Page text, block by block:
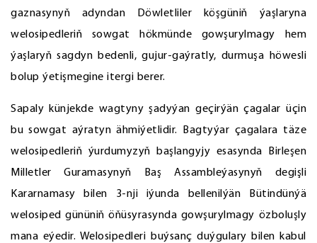
gaznasynyň adyndan Döwletliler köşgüniň ýaşlaryna
welosipedleriň sowgat hökmünde gowşurylmagy hem
ýaşlaryň sagdyn bedenli, gujur-gaýratly, durmuşa höwesli
bolup ýetişmegine itergi berer.
Sapaly künjekde wagtyny şadyýan geçirýän çagalar üçin
bu sowgat aýratyn ähmiýetlidir. Bagtyýar çagalara täze
welosipedleriň ýurdumyzyň başlangyjy esasynda Birleşen
Milletler Guramasynyň Baş Assambleýasynyň degişli
Kararnamasy bilen 3-nji iýunda bellenilýän Bütindünýä
welosiped gününiň öňüsyrasynda gowşurylmagy özboluşly
mana eýedir. Welosipedleri buýsanç duýgulary bilen kabul